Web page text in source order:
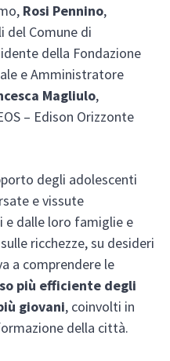
Rosi Pennino,
del Comune di
della Fondazione
e Amministratore
Magliulo,
– Edison Orizzonte
degli adolescenti
e vissute
e dalle loro famiglie e
ricchezze, su desideri
a comprendere le
più efficiente degli
giovani, coinvolti in
della città.